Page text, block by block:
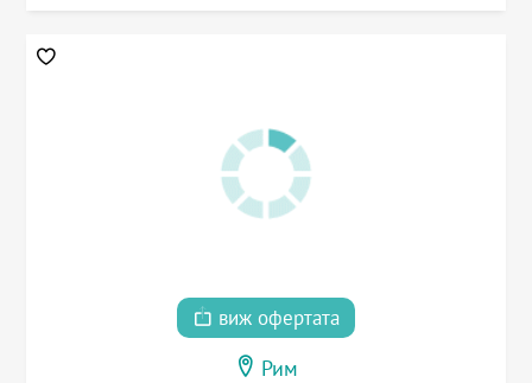
виж офертата
Рим